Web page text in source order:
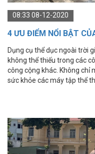
08:33 08-12-2020
4 ƯU ĐIỂM NỔI BẬT
TRỜI GIÁ RẺ
Dụng cụ thể dục ngoài trời
không thể thiếu trong các
công cộng khác. Không chỉ
sức khỏe các máy tập thể